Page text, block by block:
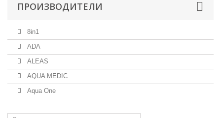
ПРОИЗВОДИТЕЛИ
8in1
ADA
ALEAS
AQUA MEDIC
Aqua One